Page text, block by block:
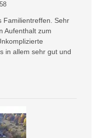
Familientreffen. Sehr
Aufenthalt zum
in allem sehr gut und